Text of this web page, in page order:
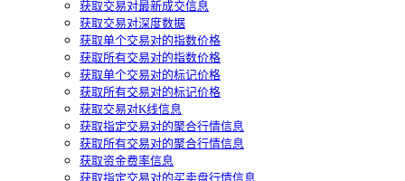
获取交易对最新成交信息
获取交易对深度数据
获取单个交易对的指数价格
获取所有交易对的指数价格
获取单个交易对的标记价格
获取所有交易对的标记价格
获取交易对K线信息
获取指定交易对的聚合行情信息
获取所有交易对的聚合行情信息
获取资金费率信息
获取指定交易对的买卖盘行情信息